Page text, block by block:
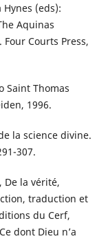
Hynes (eds):
Aquinas
Courts Press,
Saint Thomas
1996.
la science divine.
307.
De la vérité,
traduction et
du Cerf,
dont Dieu n’a